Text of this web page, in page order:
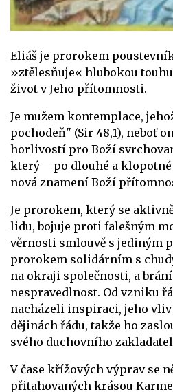
Eliáš je prorokem
»ztělesňuje« hlubokou
život v Jeho přítomnosti.
Je mužem kontemplace,
pochodeň" (Sir 48,1), neboť
horlivostí pro Boží
který – po dlouhé a
nová znamení Boží
Je prorokem, který se
lidu, bojuje proti falešným
věrnosti smlouvě s jediným
prorokem solidárním s
na okraji společnosti, a
nespravedlnost. Od vzniku
nacházeli inspiraci, jeho
dějinách řádu, takže ho
svého duchovního
V čase křížových výprav se
přitahovaných krásou